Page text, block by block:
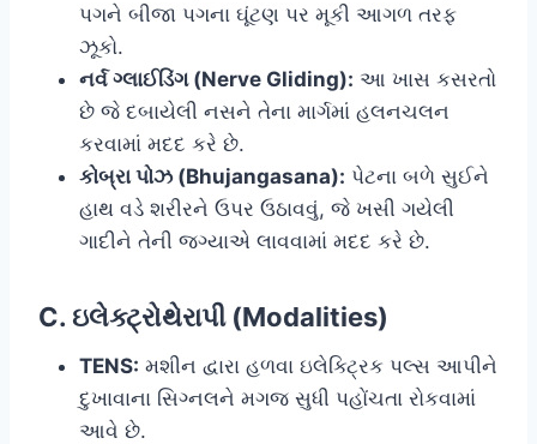
પગને બીજા પગના ઘૂંટણ પર મૂકી આગળ તરફ
ઝૂકો.
નર્વ ગ્લાઈડિંગ (Nerve Gliding): આ ખાસ કસરતો
છે જે દબાયેલી નસને તેના માર્ગમાં હલનચલન
કરવામાં મદદ કરે છે.
કોબ્રા પોઝ (Bhujangasana): પેટના બળે સુઈને
હાથ વડે શરીરને ઉપર ઉઠાવવું, જે ખસી ગયેલી
ગાદીને તેની જગ્યાએ લાવવામાં મદદ કરે છે.
C. ઇલેક્ટ્રોથેરાપી (Modalities)
TENS: મશીન દ્વારા હળવા ઇલેક્ટ્રિક પલ્સ આપીને
દુખાવાના સિગ્નલને મગજ સુધી પહોંચતા રોકવામાં
આવે છે.